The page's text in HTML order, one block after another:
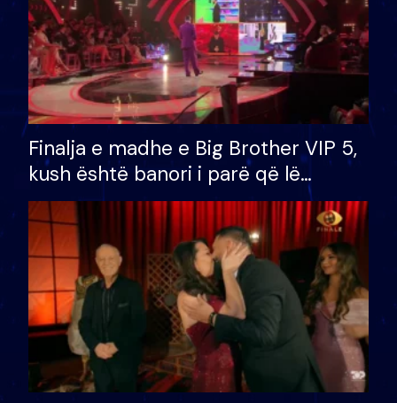
Finalja e madhe e Big Brother VIP 5,
kush është banori i parë që lë
shtëpinë dhe humb mundësinë për
të fituar çmimin e madh